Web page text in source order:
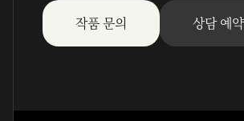
작품 문의 상담 예약